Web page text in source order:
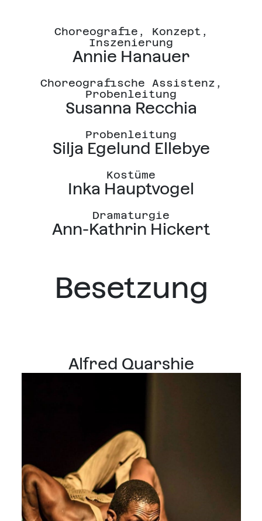
Choreografie, Konzept,
Inszenierung
Annie Hanauer
Choreografische Assistenz,
Probenleitung
Susanna Recchia
Probenleitung
Silja Egelund Ellebye
Kostüme
Inka Hauptvogel
Dramaturgie
Ann-Kathrin Hickert
Besetzung
Alfred Quarshie